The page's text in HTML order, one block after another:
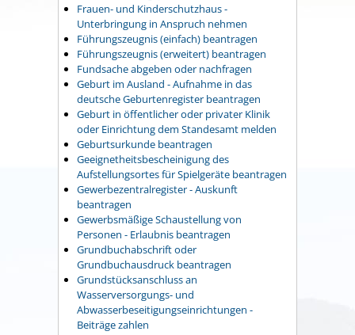
Frauen- und Kinderschutzhaus -
Unterbringung in Anspruch nehmen
Führungszeugnis (einfach) beantragen
Führungszeugnis (erweitert) beantragen
Fundsache abgeben oder nachfragen
Geburt im Ausland - Aufnahme in das
deutsche Geburtenregister beantragen
Geburt in öffentlicher oder privater Klinik
oder Einrichtung dem Standesamt melden
Geburtsurkunde beantragen
Geeignetheitsbescheinigung des
Aufstellungsortes für Spielgeräte beantragen
Gewerbezentralregister - Auskunft
beantragen
Gewerbsmäßige Schaustellung von
Personen - Erlaubnis beantragen
Grundbuchabschrift oder
Grundbuchausdruck beantragen
Grundstücksanschluss an
Wasserversorgungs- und
Abwasserbeseitigungseinrichtungen -
Beiträge zahlen